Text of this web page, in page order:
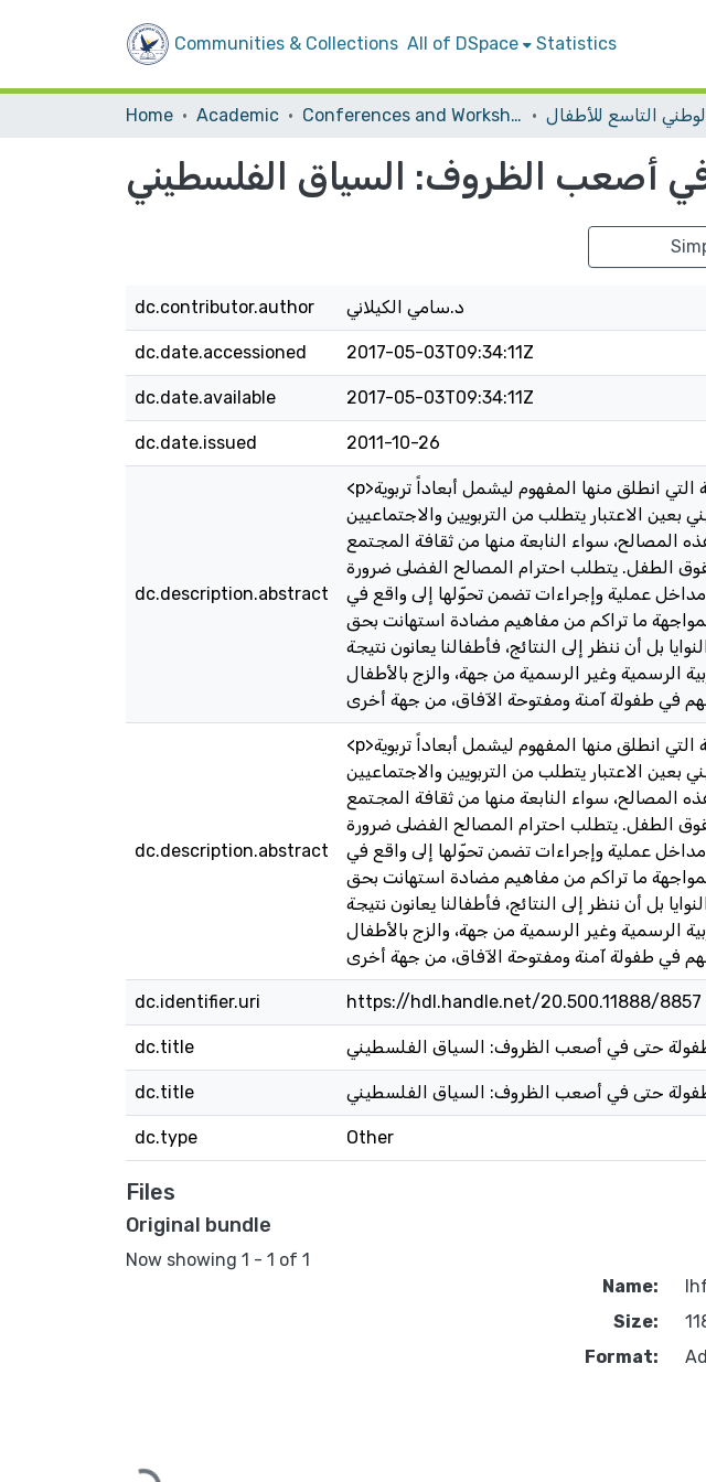
Communities & Collections All of DSpace Statistics
Home Academic Conferences and Workshops
أصعب الظروف: السياق الفلسطيني
dc.contributor.author د.سامي الكيلاني
dc.date.accessioned 2017-05-03T09:34:11Z
dc.date.available 2017-05-03T09:34:11Z
dc.date.issued 2011-10-26
dc.description.abstract
<p>ينبغي توسيع مفهوم المصالح الفضلى إلى أكثر من التفسيرات والإجراءات القانونية التي انطلق منها المفهوم ليشمل أبعاداً تربوية
الاعتبار يتطلب من التربويين والاجتماعيين
المصالح، سواء النابعة منها من ثقافة المجتمع
حقوق الطفل. يتطلب احترام المصالح الفضلى ضرورة
عملية وإجراءات تضمن تحوّلها إلى واقع في
ما تراكم من مفاهيم مضادة استهانت بحق
بل أن ننظر إلى النتائج، فأطفالنا يعانون نتيجة
الرسمية وغير الرسمية من جهة، والزج بالأطفال
dc.description.abstract
<p>ينبغي توسيع مفهوم المصالح الفضلى إلى أكثر من التفسيرات والإجراءات القانونية التي انطلق منها المفهوم ليشمل أبعاداً تربوية
الاعتبار يتطلب من التربويين والاجتماعيين
المصالح، سواء النابعة منها من ثقافة المجتمع
حقوق الطفل. يتطلب احترام المصالح الفضلى ضرورة
عملية وإجراءات تضمن تحوّلها إلى واقع في
ما تراكم من مفاهيم مضادة استهانت بحق
بل أن ننظر إلى النتائج، فأطفالنا يعانون نتيجة
الرسمية وغير الرسمية من جهة، والزج بالأطفال
dc.identifier.uri https://hdl.handle.net/20.500.11888/8857
dc.title حتى في أصعب الظروف: السياق الفلسطيني
dc.title حتى في أصعب الظروف: السياق الفلسطيني
dc.type Other
Files
Original bundle
Now showing 1 - 1 of 1
Loading...
Name:
Size:
Format: